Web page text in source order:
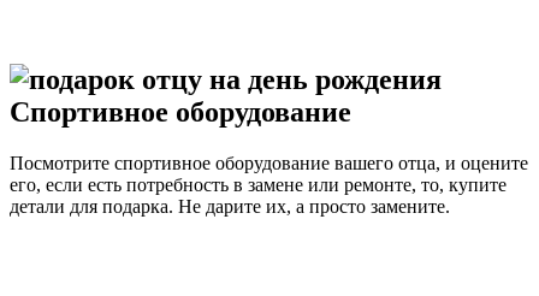
Спортивное оборудование
Посмотрите спортивное оборудование вашего отца, и оцените
его, если есть потребность в замене или ремонте, то, купите
детали для подарка. Не дарите их, а просто замените.